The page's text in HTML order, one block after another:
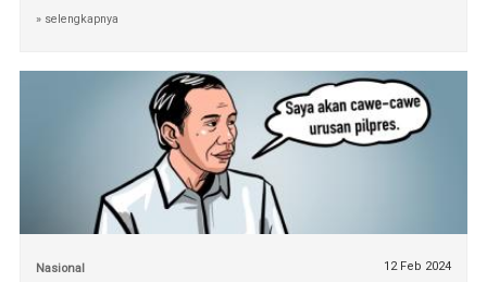
» selengkapnya
Nasional 12 Feb 2024